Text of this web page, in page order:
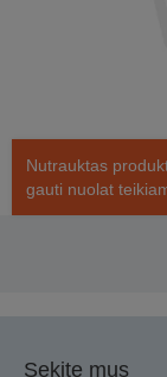
Nutrauktas
gauti nuolat
Sekite mus